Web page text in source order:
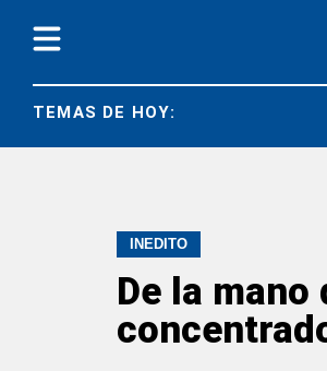
TEMAS DE HOY:
INÉDITO
De la